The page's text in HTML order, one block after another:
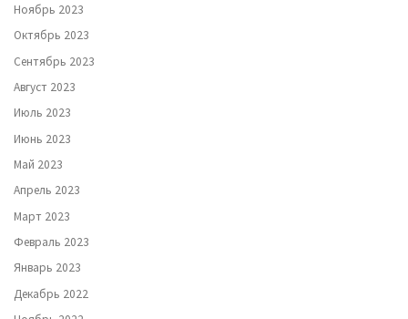
Ноябрь 2023
Октябрь 2023
Сентябрь 2023
Август 2023
Июль 2023
Июнь 2023
Май 2023
Апрель 2023
Март 2023
Февраль 2023
Январь 2023
Декабрь 2022